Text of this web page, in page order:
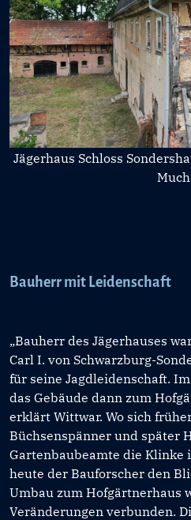
Jägerhaus Schloss
Bauherr mit Leidenschaft
„Bauherr des Jägerhauses
Carl I. von Schwarzburg-
für seine Jagdleidenschaft.
das Gebäude dann zum
erklärt Wittwar. Wo sich
Büchsenspänner und später
Gartenbaubeamte die Klinke
heute der Bauforscher den
Umbau zum Hofgärtnerhaus
Veränderungen verbunden.